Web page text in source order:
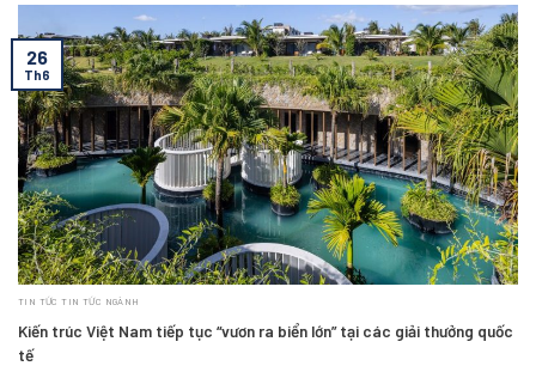
TIN TỨC TIN TỨC NGÀNH
Kiến trúc Việt Nam tiếp tục “vươn ra biển lớn” tại các giải thưởng quốc
tế
26
Th6